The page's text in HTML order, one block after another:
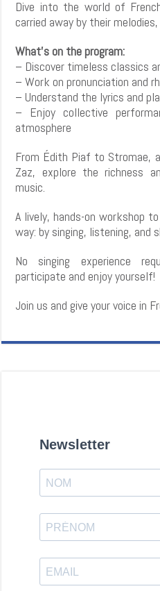
Dive into the world of
carried away by their
What’s on the program:
– Discover timeless classics
– Work on pronunciation and
– Understand the lyrics and
– Enjoy collective
atmosphere
From Édith Piaf to Stromae,
Zaz, explore the richness
music.
A lively, hands-on workshop
way: by singing, listening, and
No singing experience
participate and enjoy yourself!
Join us and give your voice in